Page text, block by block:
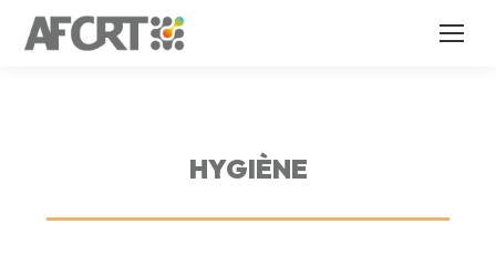
HYGIÈNE